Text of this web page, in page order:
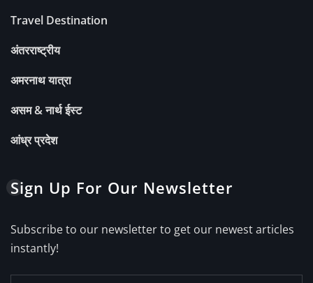
Travel Destination
अंतरराष्ट्रीय
अमरनाथ यात्रा
असम & नार्थ ईस्ट
आंध्र प्रदेश
Sign Up For Our Newsletter
Subscribe to our newsletter to get our newest articles
instantly!